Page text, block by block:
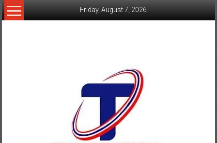
Skip
to
Friday, August 7, 2026